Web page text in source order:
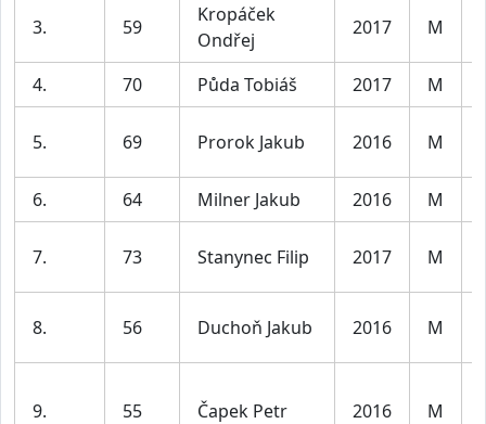
3. 59
Kropáček
Ondřej
2017 M
4. 70 Půda Tobiáš 2017 M
5. 69 Prorok Jakub 2016 M
6. 64 Milner Jakub 2016 M
7. 73 Stanynec Filip 2017 M
8. 56 Duchoň Jakub 2016 M
9. 55 Čapek Petr 2016 M